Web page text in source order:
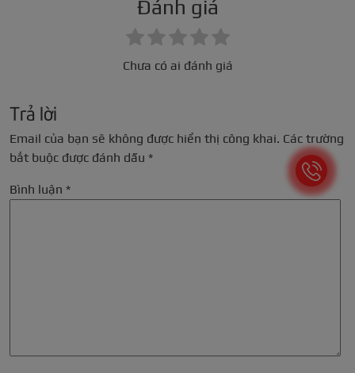
Đánh giá
Chưa có ai đánh giá
Trả lời
Email của bạn sẽ không được hiển thị công khai. Các trường
bắt buộc được đánh dấu *
Bình luận *